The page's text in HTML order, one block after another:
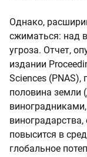
Однако,
сжиматься: над
угроза. Отчет,
издании
Sciences
половина земли
повысится в
глобальное